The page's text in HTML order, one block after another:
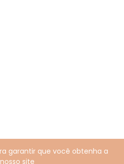
garantir que você obtenha a
site